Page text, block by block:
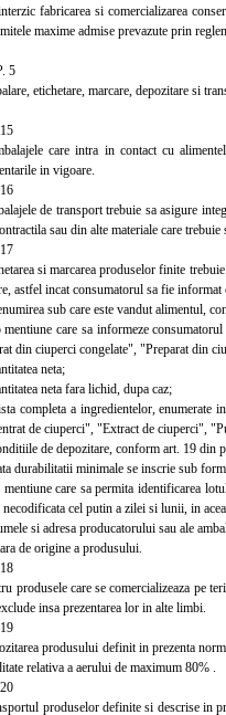
fabricarea si comercializarea
maxime admise prevazute prin
5
etichetare, marcare, depozitare si
care intra in contact cu
in vigoare.
de transport trebuie sa asigure
sau din alte materiale care
si marcarea produselor finite
astfel incat consumatorul sa fie
sub care este vandut alimentul,
care sa informeze consumatorul
din ciuperci congelate", "Preparat din
neta;
neta fara lichid, dupa caz;
completa a ingredientelor, enumerate
de ciuperci", "Extract de ciuperci",
de depozitare, conform art. 19 din
durabilitatii minimale se inscrie sub
care sa permita identificarea
necodificata cel putin a zilei si lunii, in
si adresa producatorului sau ale
de origine a produsului.
produsele care se comercializeaza pe
insa prezentarea lor in alte limbi.
produsului definit in prezenta
relativa a aerului de maximum 80% .
produselor definite si descrise in